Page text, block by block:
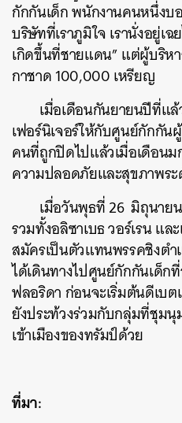
กักกันเด็ก พนักงานคนหนึ่งบอ
บริษัทที่เราภูมิใจ เรานั่งอยู่เ
เกิดขึ้นที่ชายแดน” แต่ผู้บริห
กาชาด 100,000 เหรียญ
เมื่อเดือนกันยายนปีที่แ
เฟอร์นิเจอร์ให้กับศูนย์กักกั
คนที่ถูกปิดไปแล้วเมื่อเดือนม
ความปลอดภัยและสุขภาพระ
เมื่อวันพุธที่ 26 มิถุนาย
รวมทั้งอลิซาเบธ วอร์เรน แ
สมัครเป็นตัวแทนพรรคชิงต
ได้เดินทางไปศูนย์กักกันเด็ก
ฟลอริดา ก่อนจะเริ่มต้นดีเบ
ยังประท้วงร่วมกับกลุ่มที่ชุม
เข้าเมืองของทรัมป์ด้วย
ที่มา:
ค้นหา
SHARE TWEET